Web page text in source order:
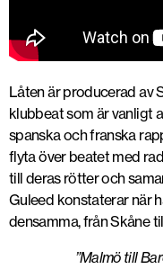
Låten är producerad av
klubbeat som är vanligt
spanska och franska
flyta över beatet med
till deras rötter och
Guleed konstaterar när
densamma, från Skåne
”Malmö till